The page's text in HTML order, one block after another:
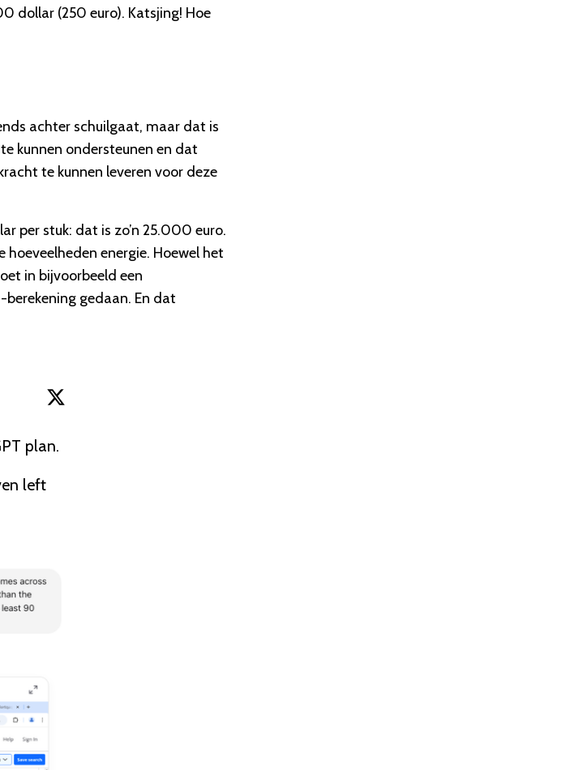
dollar (250 euro). Katsjing! Hoe
achter schuilgaat, maar dat is
te kunnen ondersteunen en dat
te kunnen leveren voor deze
per stuk: dat is zo’n 25.000 euro.
energie. Hoewel het
in bijvoorbeeld een
gedaan. En dat
plan.
left